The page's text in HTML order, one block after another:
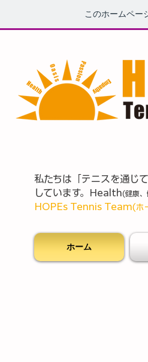
このホームペー
私たちは「テニスを通じ
しています。Health(健康、
HOPEs Tennis Team(ホ
ホーム